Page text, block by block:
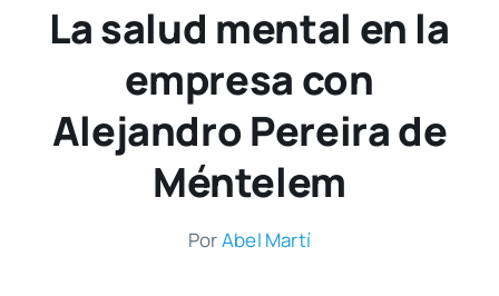
La salud mental en la
empresa con
Alejandro Pereira de
Méntelem
PorAbel Mar­tí